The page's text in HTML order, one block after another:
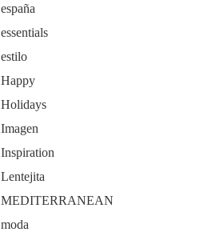
españa
essentials
estilo
Happy
Holidays
Imagen
Inspiration
Lentejita
MEDITERRANEAN
moda